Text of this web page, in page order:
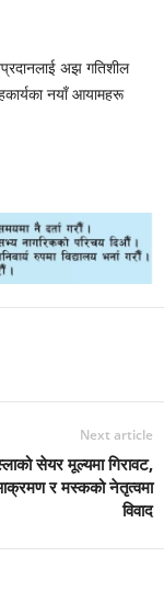
अझ गतिशील
नयाँ आयामहरू
Next article
सेयर मूल्यमा गिरावट,
र मस्कको नेतृत्वमा
विवाद